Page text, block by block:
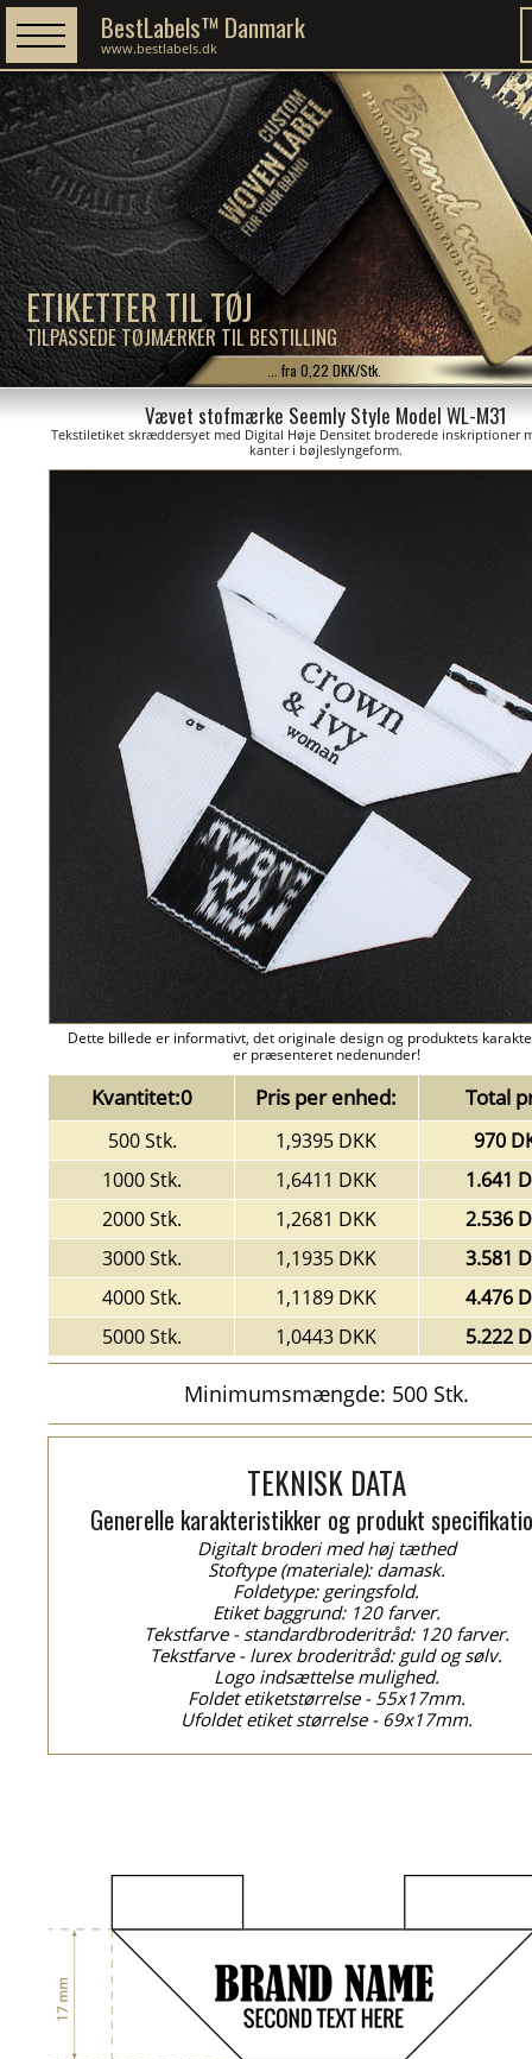
ETIKETTER TIL TØJ
TILPASSEDE TØJMÆRKER TIL BESTILLING
BestLabels™ Danmark
www.bestlabels.dk
... fra 0,22 DKK/Stk.
Vævet stofmærke Seemly Style Model WL-M31
Tekstiletiket skræddersyet med Digital Høje Densitet broderede inskriptioner
kanter i bøjleslyngeform.
Dette billede er informativt, det originale design og produktets
er præsenteret nedenunder!
Kvantitet:0 Pris per enhed: Total
500 Stk. 1,9395 DKK
970
1000 Stk.
1,6411 DKK
1.641
2000 Stk.
1,2681 DKK
2.536
3000 Stk.
1,1935 DKK
3.581
4000 Stk.
1,1189 DKK
4.476
5000 Stk.
1,0443 DKK 5.222
Minimumsmængde: 500 Stk.
TEKNISK DATA
Generelle karakteristikker og produkt
Digitalt broderi med høj tæthed
Stoftype (materiale): damask.
Foldetype: geringsfold.
Etiket baggrund: 120 farver.
Tekstfarve - standardbroderitråd: 120 farver.
Tekstfarve - lurex broderitråd: guld og sølv.
Logo indsættelse mulighed.
Foldet etiketstørrelse - 55x17mm.
Ufoldet etiket størrelse - 69x17mm.